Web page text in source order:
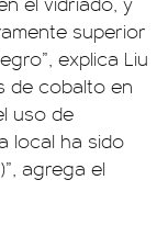
superior
explica Liu
de cobalto en
uso de
local ha sido
agrega el